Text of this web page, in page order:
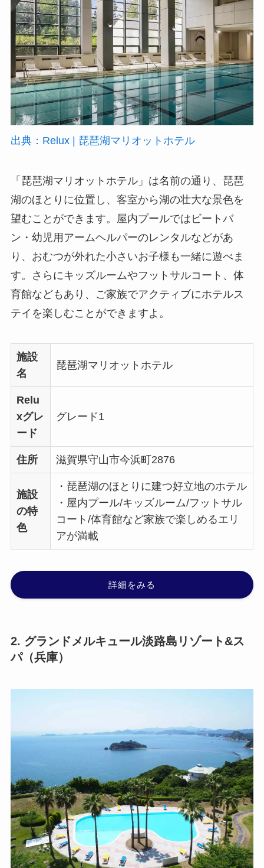
出典：Relux | 琵琶湖マリオットホテル
「琵琶湖マリオットホテル」は名前の通り、琵琶
湖のほとりに位置し、客室から湖の壮大な景色を
望むことができます。屋内プールではビートバ
ン・幼児用アームヘルパーのレンタルなどがあ
り、おむつが外れた小さいお子様も一緒に遊べま
す。さらにキッズルームやフットサルコート、体
育館などもあり、ご家族でアクティブにホテルス
テイを楽しむことができますよ。
施設
名
琵琶湖マリオットホテル
Relu
xグレ
ード
グレード1
住所 滋賀県守山市今浜町2876
施設
の特
色
・琵琶湖のほとりに建つ好立地のホテル
・屋内プール/キッズルーム/フットサル
コート/体育館など家族で楽しめるエリ
アが満載
詳細をみる
2. グランドメルキュール淡路島リゾート&ス
パ（兵庫）